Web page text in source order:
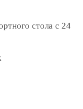
стола с 24